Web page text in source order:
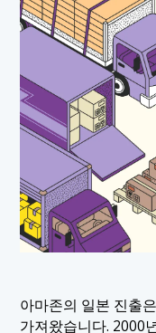
아마존의 일본 진출
가져왔습니다. 2000